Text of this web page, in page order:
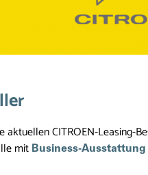
CITROEN-Leasing-
mit Business-Ausstattung